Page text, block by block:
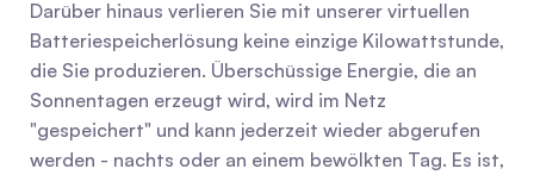
Darüber hinaus verlieren Sie mit unserer virtuellen
Batteriespeicherlösung keine einzige Kilowattstunde,
die Sie produzieren. Überschüssige Energie, die an
Sonnentagen erzeugt wird, wird im Netz
"gespeichert" und kann jederzeit wieder abgerufen
werden - nachts oder an einem bewölkten Tag. Es ist,